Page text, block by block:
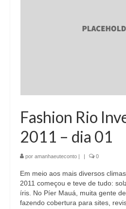
Fashion Rio
2011 – dia 01
por amanhaeuteconto 0
Em meio aos mais diversos
2011 começou e teve de tudo:
íris. No Píer Mauá, muita gente
fazendo cobertura para sites,